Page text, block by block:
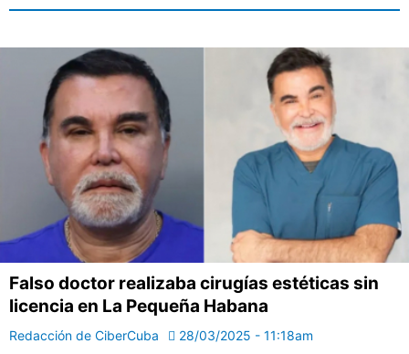
Falso doctor realizaba cirugías estéticas sin
licencia en La Pequeña Habana
Redacción de CiberCuba 28/03/2025 - 11:18am